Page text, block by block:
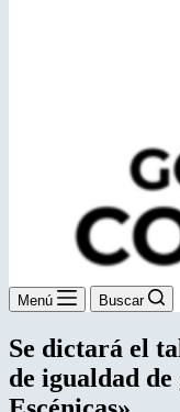
Menú Buscar
Se dictará el
de igualdad